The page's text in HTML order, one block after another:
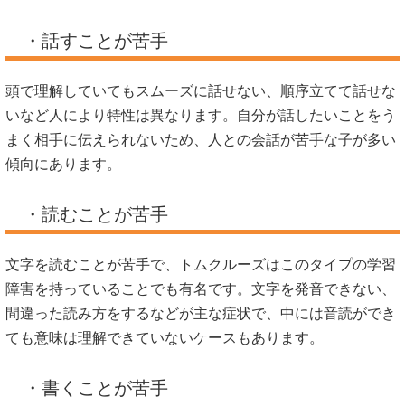
・話すことが苦手
頭で理解していてもスムーズに話せない、順序立てて話せな
いなど人により特性は異なります。自分が話したいことをう
まく相手に伝えられないため、人との会話が苦手な子が多い
傾向にあります。
・読むことが苦手
文字を読むことが苦手で、トムクルーズはこのタイプの学習
障害を持っていることでも有名です。文字を発音できない、
間違った読み方をするなどが主な症状で、中には音読ができ
ても意味は理解できていないケースもあります。
・書くことが苦手